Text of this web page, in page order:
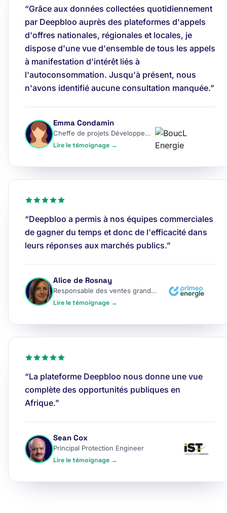
“Grâce aux données collectées quotidiennement
par Deepbloo auprès des plateformes d'appels
d'offres nationales, régionales et locales, je
dispose d'une vue d'ensemble de tous les appels
à manifestation d'intérêt liés à
l'autoconsommation. Jusqu'à présent, nous
n'avons identifié aucune consultation manquée.”
Emma Condamin
Cheffe de projets Développement
Lire le témoignage →
“Deepbloo a permis à nos équipes commerciales
de gagner du temps et donc de l'efficacité dans
leurs réponses aux marchés publics.”
Alice de Rosnay
Responsable des ventes grands comptes
Lire le témoignage →
“La plateforme Deepbloo nous donne une vue
complète des opportunités publiques en
Afrique.”
Sean Cox
Principal Protection Engineer
Lire le témoignage →